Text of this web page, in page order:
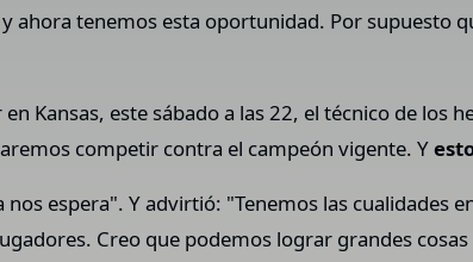
ahora tenemos esta oportunidad. Por supuesto
Kansas, este sábado a las 22, el técnico de los
competir contra el campeón vigente. Y
nos espera". Y advirtió: "Tenemos las cualidades
Creo que podemos lograr grandes